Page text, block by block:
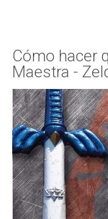
Cómo hacer
Maestra -